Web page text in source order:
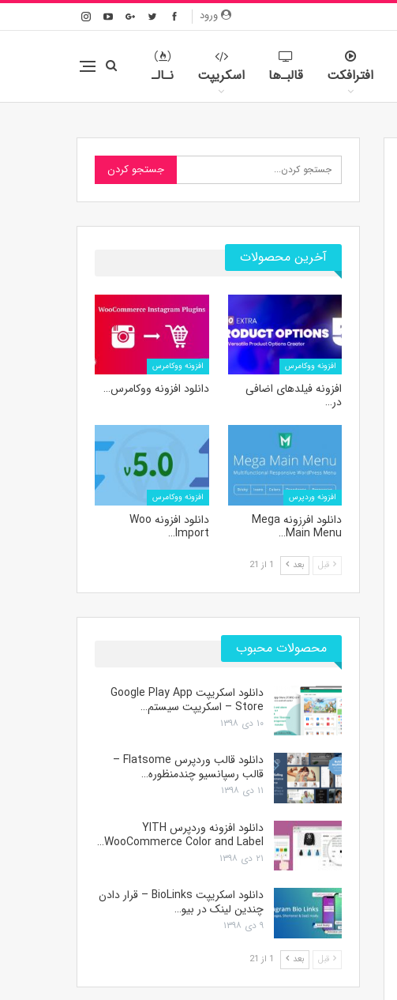
ورود
افترافکت قالبـ‌ها اسکریپت نـالـ
آخرین محصولات
افزونه ووکامرس
افزونه فیلدهای اضافی
در…
افزونه ووکامرس
دانلود افزونه ووکامرس…
افزونه وردپرس
دانلود افرزونه Mega
Main Menu…
افزونه ووکامرس
دانلود افزونه Woo
Import…
قبل بعد 1 از 21
محصولات محبوب
دانلود اسکریپت Google Play App
Store – اسکریپت سیستم…
۱۰ دی ۱۳۹۸
دانلود قالب وردپرس Flatsome –
قالب رسپانسیو چندمنظوره…
۱۱ دی ۱۳۹۸
دانلود افزونه وردپرس YITH
WooCommerce Color and Label…
۲۱ دی ۱۳۹۸
دانلود اسکریپت BioLinks – قرار دادن
چندین لینک در بیو…
۹ دی ۱۳۹۸
قبل بعد 1 از 21